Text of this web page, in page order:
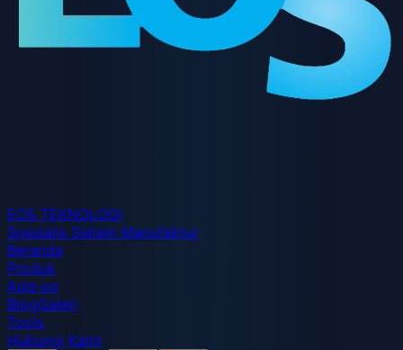
EOS TEKNOLOGI
Spesialis Sistem Manufaktur
Beranda
Produk
Add-on
BlogGaleri
Tools
Hubungi Kami